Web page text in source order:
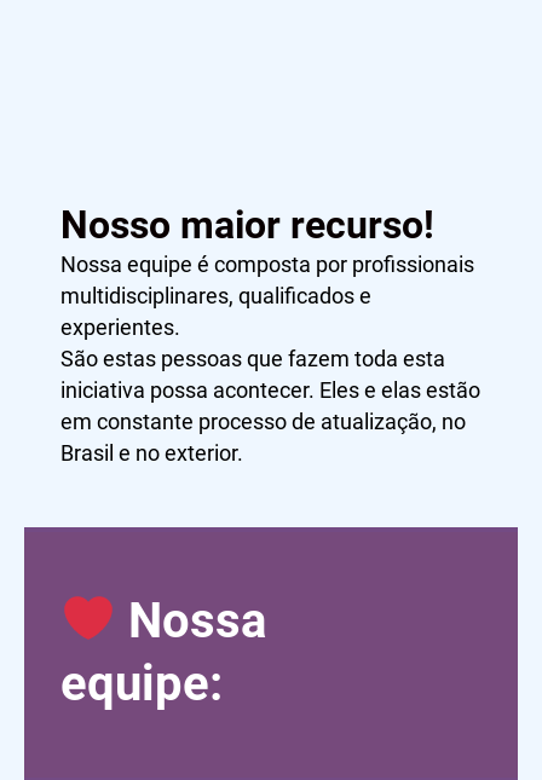
Nosso maior recurso!
Nossa equipe é composta por profissionais
multidisciplinares, qualificados e
experientes.
São estas pessoas que fazem toda esta
iniciativa possa acontecer. Eles e elas estão
em constante processo de atualização, no
Brasil e no exterior.
Nossa
equipe: